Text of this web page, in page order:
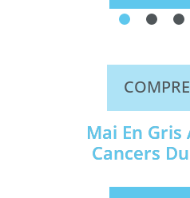
Mai En Gris
Cancers